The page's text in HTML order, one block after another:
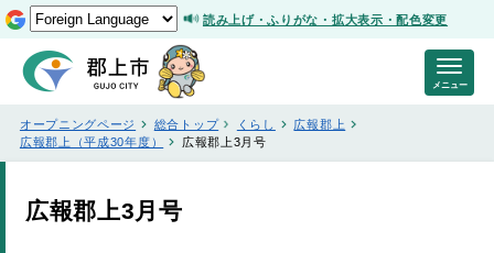
読み上げ・ふりがな・拡大表示・配色変更
オープニングページ 総合トップ くらし
広報郡上
広報郡上（平成30年度）
広報郡上3月号
広報郡上3月号
メニュー